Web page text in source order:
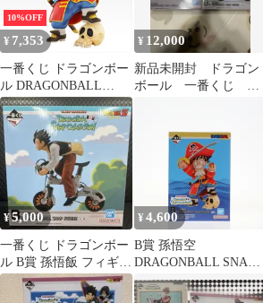
10%OFF
¥ 7,353
一番くじ ドラゴンボー
ル DRAGONBALL
SNAP COLLECTION 2
B賞 孫悟空
DRAGONBALL SNAP
FIGURE
¥ 12,000
新品未開封 ドラゴン
ボール 一番くじ ス
¥5,000
一番くじ ドラゴンボー
ル B賞 孫悟飯 フィギュ
ア
¥4,600
B賞 孫悟空
DRAGONBALL SNAP
FIGURE 一番くじ ドラ
ゴンボール